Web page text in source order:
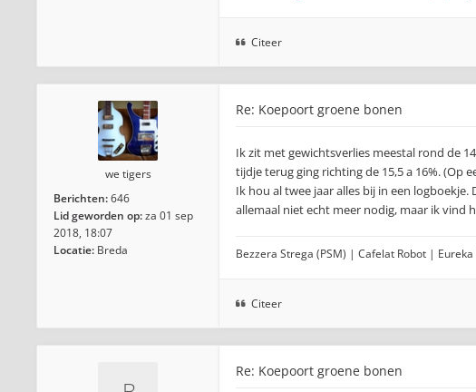
Citeer
we tigers
Berichten:646
Lid geworden op:za 01 sep
2018, 18:07
Locatie: Breda
Re: Koepoort groene bonen
Ik zit met gewichtsverlies meestal rond de
tijdje terug ging richting de 15,5 a 16%. (Op
Ik hou al twee jaar alles bij in een
allemaal niet echt meer nodig, maar ik vind
Bezzera Strega (PSM) | Cafelat Robot |
Citeer
Re: Koepoort groene bonen